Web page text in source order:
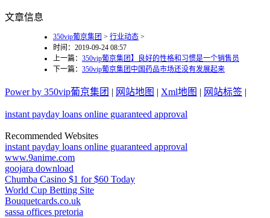
文章信息
350vip葡京集团 > 行业动态 >
时间：2019-09-24 08:57
上一篇： 350vip葡京集团】良好的性格和习惯是一个销售员
下一篇： 350vip葡京集团中国药品市场还没有发展起来
Power by 350vip葡京集团 | 网站地图 | Xml地图 | 网站标签 |
instant payday loans online guaranteed approval
Recommended Websites
instant payday loans online guaranteed approval
www.9anime.com
goojara download
Chumba Casino $1 for $60 Today
World Cup Betting Site
Bouquetcards.co.uk
sassa offices pretoria